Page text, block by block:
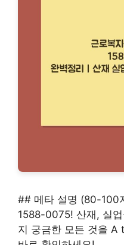
## 메타 설명 (80-100
1588-0075! 산재, 실
지 궁금한 모든 것을 A